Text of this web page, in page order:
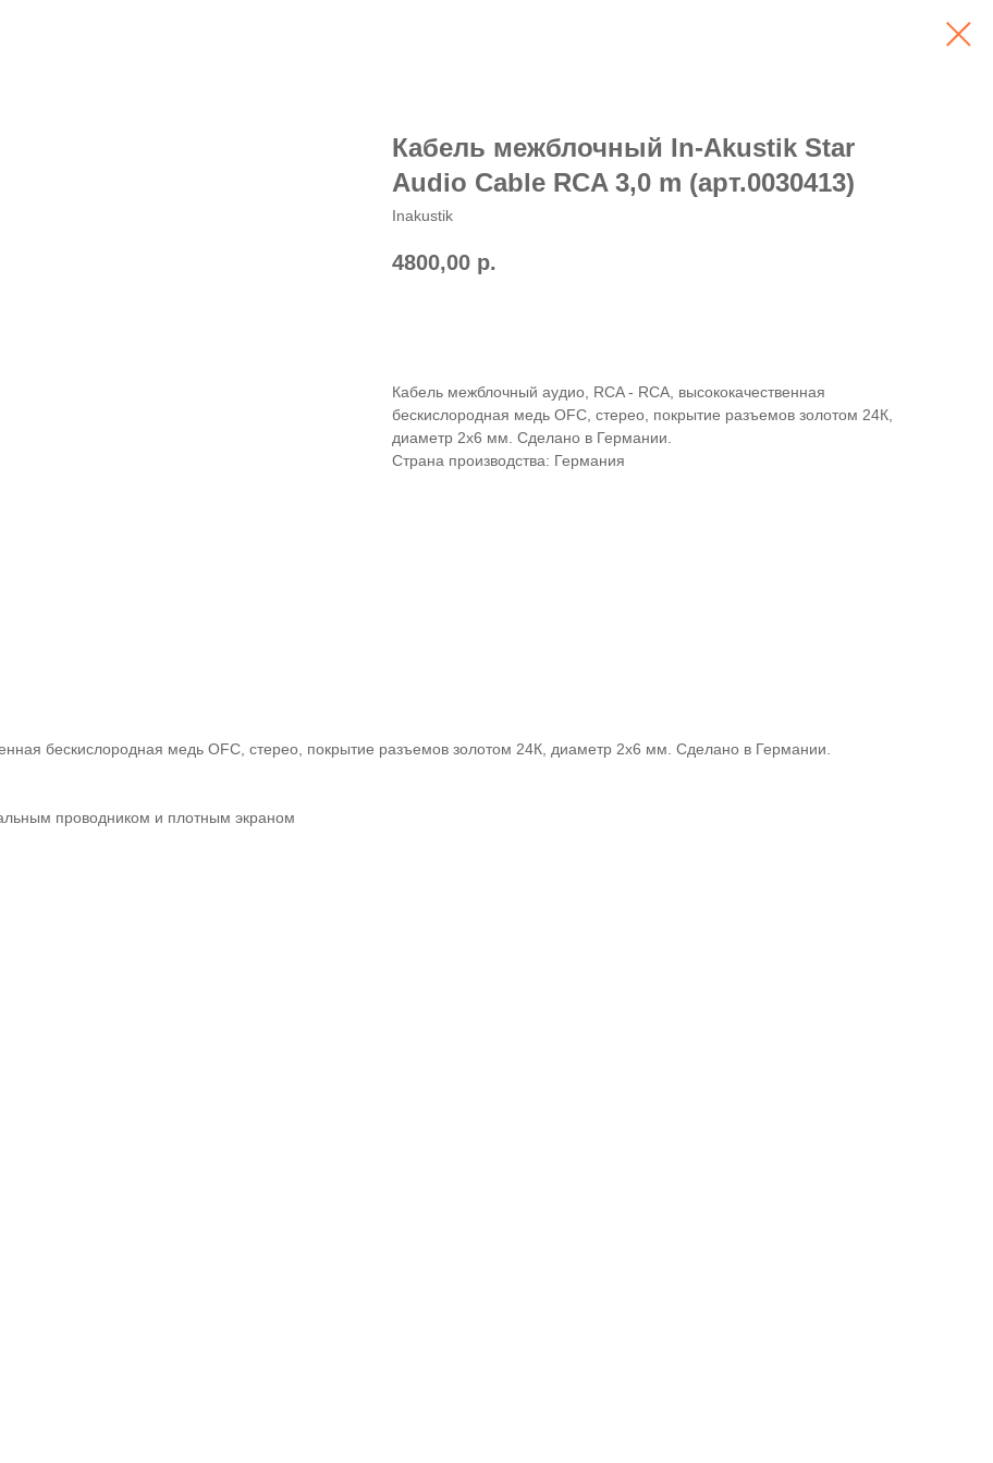
Кабель межблочный In-Akustik Star
Audio Cable RCA 3,0 m (арт.0030413)
Inakustik
4800,00 р.
Кабель межблочный аудио, RCA - RCA, высококачественная
бескислородная медь OFC, стерео, покрытие разъемов золотом 24К,
диаметр 2х6 мм. Сделано в Германии.
Страна производства: Германия
бескислородная медь OFC, стерео, покрытие разъемов золотом 24К, диаметр 2х6 мм. Сделано в Германии.
проводником и плотным экраном